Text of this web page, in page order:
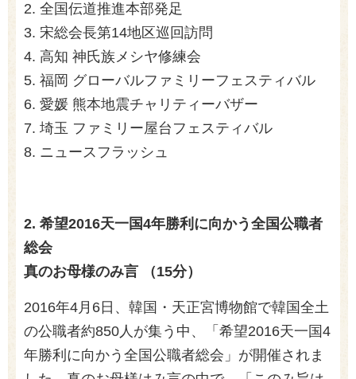
2. 全国伝道推進本部発足
3. 宋総会長第14地区巡回訪問
4. 高知 神氏族メシヤ修練会
5. 福岡 グローバルファミリーフェスティバル
6. 愛媛 熊本地震チャリティーバザー
7. 埼玉 ファミリー屋台フェスティバル
8. ニュースフラッシュ
2. 希望2016天一国4年勝利に向かう全国公職者
総会
真のお母様のみ言 （15分）
2016年4月6日、韓国・天正宮博物館で韓国全土
の公職者約850人が集う中、「希望2016天一国4
年勝利に向かう全国公職者総会」が開催されま